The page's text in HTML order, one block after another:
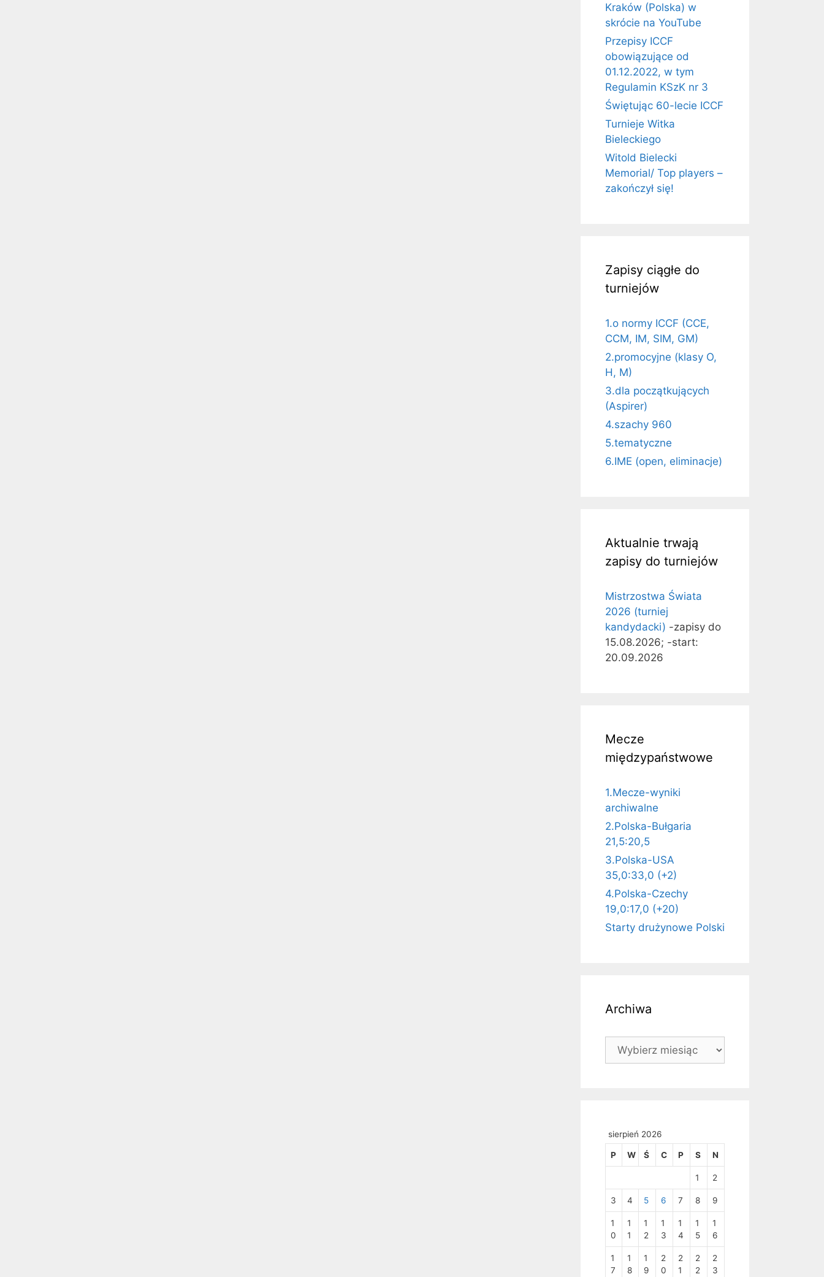
Kraków (Polska) w
skrócie na YouTube
Przepisy ICCF
obowiązujące od
01.12.2022, w tym
Regulamin KSzK nr 3
Świętując 60-lecie ICCF
Turnieje Witka
Bieleckiego
Witold Bielecki
Memorial/ Top players –
zakończył się!
Zapisy ciągłe do
turniejów
1.o normy ICCF (CCE,
CCM, IM, SIM, GM)
2.promocyjne (klasy O,
H, M)
3.dla początkujących
(Aspirer)
4.szachy 960
5.tematyczne
6.IME (open, eliminacje)
Aktualnie trwają
zapisy do turniejów
Mistrzostwa Świata
2026 (turniej
kandydacki) -zapisy do
15.08.2026; -start:
20.09.2026
Mecze
międzypaństwowe
1.Mecze-wyniki
archiwalne
2.Polska-Bułgaria
21,5:20,5
3.Polska-USA
35,0:33,0 (+2)
4.Polska-Czechy
19,0:17,0 (+20)
Starty drużynowe Polski
Archiwa
Archiwa
sierpień 2026
P W Ś C P S N
1 2
3 4 5 6 7 8 9
1
0
1
1
1
2
1
3
1
4
1
5
1
6
1
7
1
8
1
9
2
0
2
1
2
2
2
3